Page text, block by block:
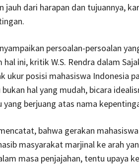
jauh dari harapan dan tujuannya,
persoalan-persoalan
hal ini, kritik W.S. Rendra dalam
ukur posisi mahasiswa Indonesia
hal yang mudah, bicara
yang berjuang atas nama
bahwa gerakan
masyarakat marjinal ke arah
masa penjajahan, tentu upaya